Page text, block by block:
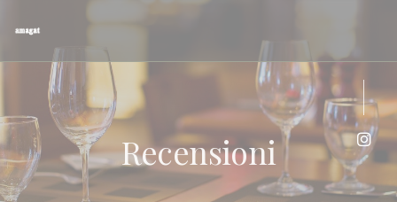
Recensioni